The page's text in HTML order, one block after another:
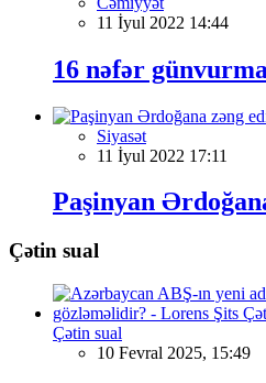
11 İyul 2022 14:44
16 nəfər
Siyasət
11 İyul 2022 17:11
Paşinyan
Çətin sual
Çətin sual
10 Fevral 2025, 15:49